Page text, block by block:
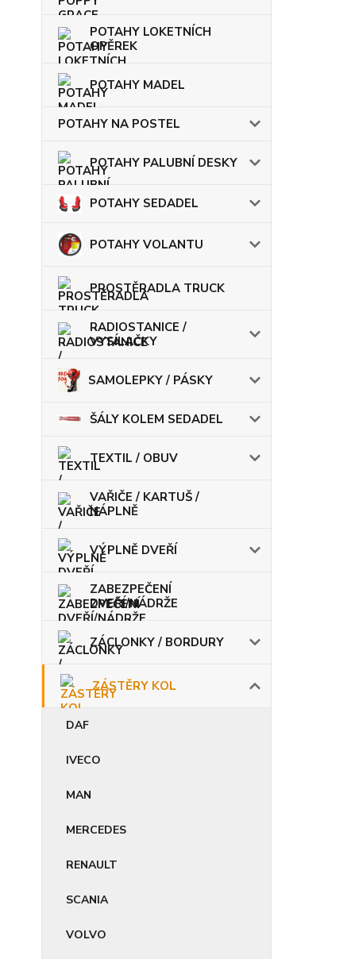
POTAHY LOKETNÍCH
OPĚREK
POTAHY MADEL
POTAHY NA POSTEL
POTAHY PALUBNÍ DESKY
POTAHY SEDADEL
POTAHY VOLANTU
PROSTĚRADLA TRUCK
RADIOSTANICE /
VYSÍLAČKY
SAMOLEPKY / PÁSKY
ŠÁLY KOLEM SEDADEL
TEXTIL / OBUV
VAŘIČE / KARTUŠ /
NÁPLNĚ
VÝPLNĚ DVEŘÍ
ZABEZPEČENÍ
DVEŘÍ/NÁDRŽE
ZÁCLONKY / BORDURY
ZÁSTĚRY KOL
DAF
IVECO
MAN
MERCEDES
RENAULT
SCANIA
VOLVO